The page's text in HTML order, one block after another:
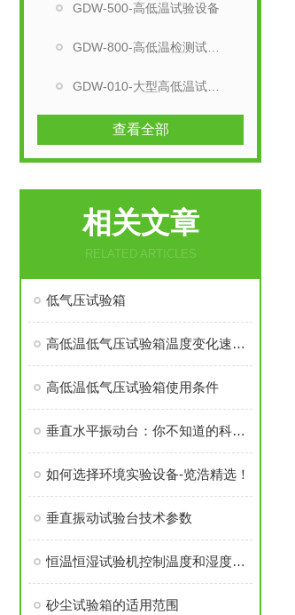
GDW-500-高低温试验设备
查看全部
相关文章
RELATED ARTICLES
低气压试验箱
高低温低气压试验箱温度变化速率测试方法
高低温低气压试验箱使用条件
垂直水平振动台：你不知道的科学奥秘？
如何选择环境实验设备-览浩精选！
垂直振动试验台技术参数
恒温恒湿试验机控制温度和湿度原理
砂尘试验箱的适用范围